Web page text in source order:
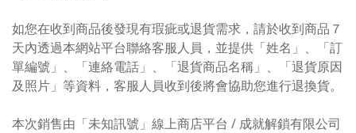
如您在收到商品後發現有瑕疵或退貨需求，請於收到商品７
天內透過本網站平台聯絡客服人員，並提供「姓名」、「訂
單編號」、「連絡電話」、「退貨商品名稱」、「退貨原因
及照片」等資料，客服人員收到後將會協助您進行退換貨。
本次銷售由「未知訊號」線上商店平台 / 成就解鎖有限公司